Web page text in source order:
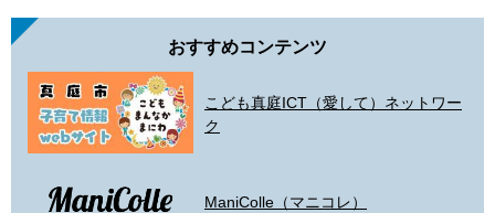
おすすめコンテンツ
こども真庭ICT（愛して）ネットワー
ク
ManiColle（マニコレ）